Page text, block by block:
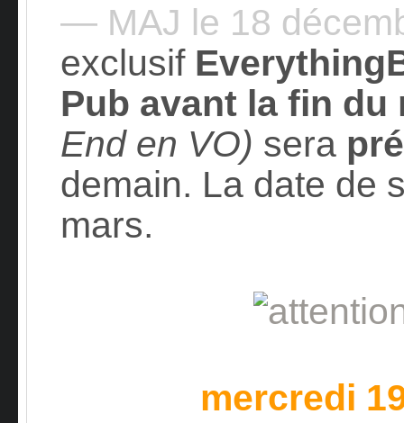
— MAJ le 18
exclusif
Pub avant la fin du
End en VO) sera
demain. La date de
mars.
mercredi